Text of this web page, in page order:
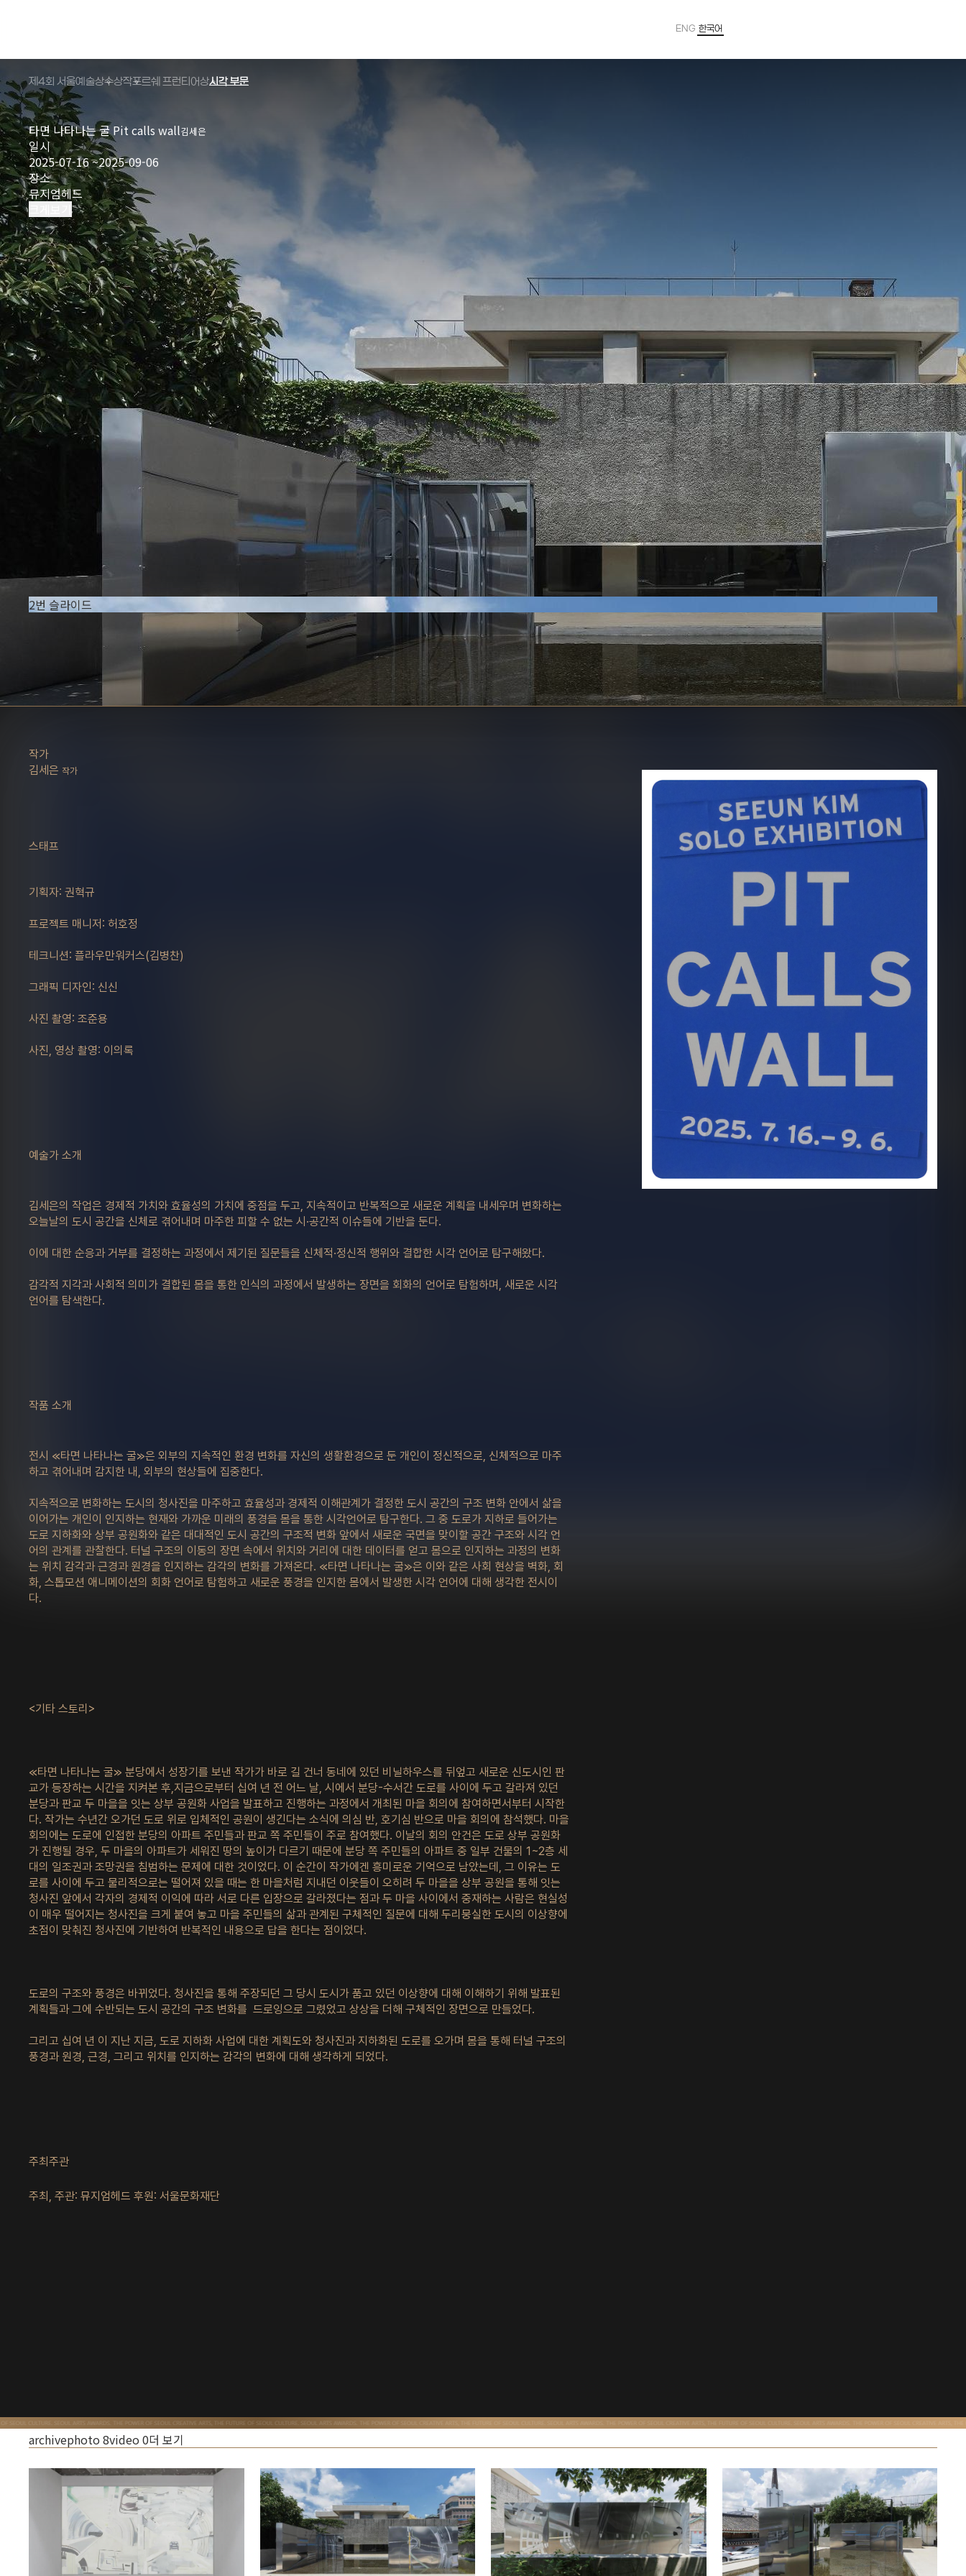
ENG 한국어
제4회 서울예술상수상작포르쉐 프런티어상시각 부문
타면 나타나는 굴 Pit calls wall김세은
일시
2025-07-16 ~2025-09-06
장소
뮤지엄헤드
2번 슬라이드
슬
라
이
작가
김세은 작가
스태프
기획자: 권혁규
프로젝트 매니저: 허호정
테크니션: 플라우만워커스(김병찬)
그래픽 디자인: 신신
사진 촬영: 조준용
사진, 영상 촬영: 이의록
예술가 소개
김세은의 작업은 경제적 가치와 효율성의 가치에 중점을 두고, 지속적이고 반복적으로 새로운 계획을 내세우며 변화하는
오늘날의 도시 공간을 신체로 겪어내며 마주한 피할 수 없는 시·공간적 이슈들에 기반을 둔다.
이에 대한 순응과 거부를 결정하는 과정에서 제기된 질문들을 신체적·정신적 행위와 결합한 시각 언어로 탐구해왔다.
감각적 지각과 사회적 의미가 결합된 몸을 통한 인식의 과정에서 발생하는 장면을 회화의 언어로 탐험하며, 새로운 시각
언어를 탐색한다.
작품 소개
전시 ≪타면 나타나는 굴≫은 외부의 지속적인 환경 변화를 자신의 생활환경으로 둔 개인이 정신적으로, 신체적으로 마주
하고 겪어내며 감지한 내, 외부의 현상들에 집중한다.
지속적으로 변화하는 도시의 청사진을 마주하고 효율성과 경제적 이해관계가 결정한 도시 공간의 구조 변화 안에서 삶을
이어가는 개인이 인지하는 현재와 가까운 미래의 풍경을 몸을 통한 시각언어로 탐구한다. 그 중 도로가 지하로 들어가는
도로 지하화와 상부 공원화와 같은 대대적인 도시 공간의 구조적 변화 앞에서 새로운 국면을 맞이할 공간 구조와 시각 언
어의 관계를 관찰한다. 터널 구조의 이동의 장면 속에서 위치와 거리에 대한 데이터를 얻고 몸으로 인지하는 과정의 변화
는 위치 감각과 근경과 원경을 인지하는 감각의 변화를 가져온다. ≪타면 나타나는 굴≫은 이와 같은 사회 현상을 벽화, 회
화, 스톱모션 애니메이션의 회화 언어로 탐험하고 새로운 풍경을 인지한 몸에서 발생한 시각 언어에 대해 생각한 전시이
다.
<기타 스토리>
≪타면 나타나는 굴≫ 분당에서 성장기를 보낸 작가가 바로 길 건너 동네에 있던 비닐하우스를 뒤엎고 새로운 신도시인 판
교가 등장하는 시간을 지켜본 후,지금으로부터 십여 년 전 어느 날, 시에서 분당-수서간 도로를 사이에 두고 갈라져 있던
분당과 판교 두 마을을 잇는 상부 공원화 사업을 발표하고 진행하는 과정에서 개최된 마을 회의에 참여하면서부터 시작한
다. 작가는 수년간 오가던 도로 위로 입체적인 공원이 생긴다는 소식에 의심 반, 호기심 반으로 마을 회의에 참석했다. 마을
회의에는 도로에 인접한 분당의 아파트 주민들과 판교 쪽 주민들이 주로 참여했다. 이날의 회의 안건은 도로 상부 공원화
가 진행될 경우, 두 마을의 아파트가 세워진 땅의 높이가 다르기 때문에 분당 쪽 주민들의 아파트 중 일부 건물의 1~2층 세
대의 일조권과 조망권을 침범하는 문제에 대한 것이었다. 이 순간이 작가에겐 흥미로운 기억으로 남았는데, 그 이유는 도
로를 사이에 두고 물리적으로는 떨어져 있을 때는 한 마을처럼 지내던 이웃들이 오히려 두 마을을 상부 공원을 통해 잇는
청사진 앞에서 각자의 경제적 이익에 따라 서로 다른 입장으로 갈라졌다는 점과 두 마을 사이에서 중재하는 사람은 현실성
이 매우 떨어지는 청사진을 크게 붙여 놓고 마을 주민들의 삶과 관계된 구체적인 질문에 대해 두리뭉실한 도시의 이상향에
초점이 맞춰진 청사진에 기반하여 반복적인 내용으로 답을 한다는 점이었다.
도로의 구조와 풍경은 바뀌었다. 청사진을 통해 주장되던 그 당시 도시가 품고 있던 이상향에 대해 이해하기 위해 발표된
계획들과 그에 수반되는 도시 공간의 구조 변화를 드로잉으로 그렸었고 상상을 더해 구체적인 장면으로 만들었다.
그리고 십여 년 이 지난 지금, 도로 지하화 사업에 대한 계획도와 청사진과 지하화된 도로를 오가며 몸을 통해 터널 구조의
풍경과 원경, 근경, 그리고 위치를 인지하는 감각의 변화에 대해 생각하게 되었다.
주최주관
주최, 주관: 뮤지엄헤드 후원: 서울문화재단
archivephoto8video0더 보기